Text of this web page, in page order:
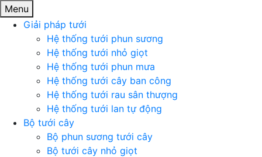
Menu
Giải pháp tưới
Hệ thống tưới phun sương
Hệ thống tưới nhỏ giọt
Hệ thống tưới phun mưa
Hệ thống tưới cây ban công
Hệ thống tưới rau sân thượng
Hệ thống tưới lan tự động
Bộ tưới cây
Bộ phun sương tưới cây
Bộ tưới cây nhỏ giọt